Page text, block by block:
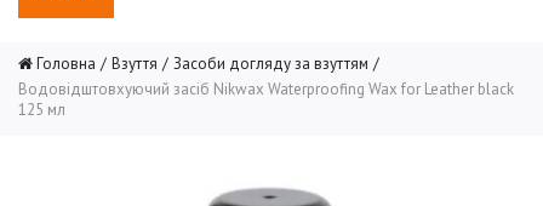
Головна Взуття
Засоби догляду за взуттям
Водовідштовхуючий засіб Nikwax Waterproofing Wax for Leather black
125 мл